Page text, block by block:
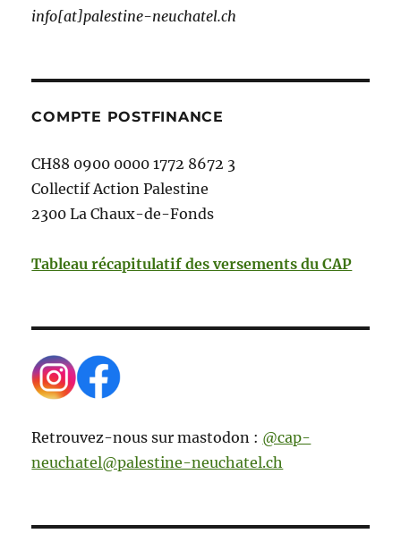
info[at]palestine-neuchatel.ch
COMPTE POSTFINANCE
CH88 0900 0000 1772 8672 3
Collectif Action Palestine
2300 La Chaux-de-Fonds
Tableau récapitulatif des versements du CAP
Retrouvez-nous sur mastodon : @cap-
neuchatel@palestine-neuchatel.ch